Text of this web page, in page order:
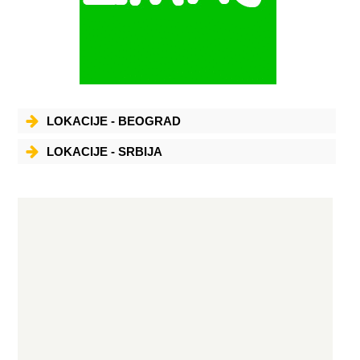
LOKACIJE - BEOGRAD
LOKACIJE - SRBIJA